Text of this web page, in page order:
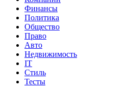
Финансы
Политика
Общество
Право
Авто
Недвижимость
IT
Стиль
Тесты